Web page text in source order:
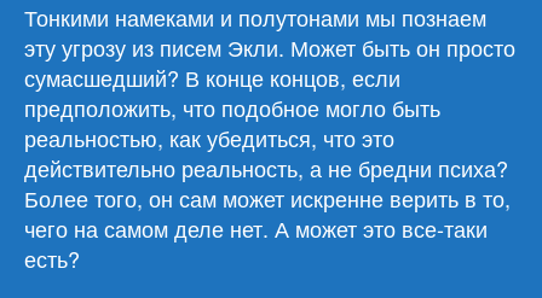
Тонкими намеками и полутонами мы познаем
эту угрозу из писем Экли. Может быть он просто
сумасшедший? В конце концов, если
предположить, что подобное могло быть
реальностью, как убедиться, что это
действительно реальность, а не бредни психа?
Более того, он сам может искренне верить в то,
чего на самом деле нет. А может это все-таки
есть?